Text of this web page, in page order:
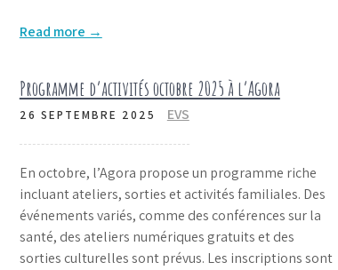
Read more →
Programme d’activités octobre 2025 à l’Agora
26 SEPTEMBRE 2025 EVS
En octobre, l’Agora propose un programme riche
incluant ateliers, sorties et activités familiales. Des
événements variés, comme des conférences sur la
santé, des ateliers numériques gratuits et des
sorties culturelles sont prévus. Les inscriptions sont